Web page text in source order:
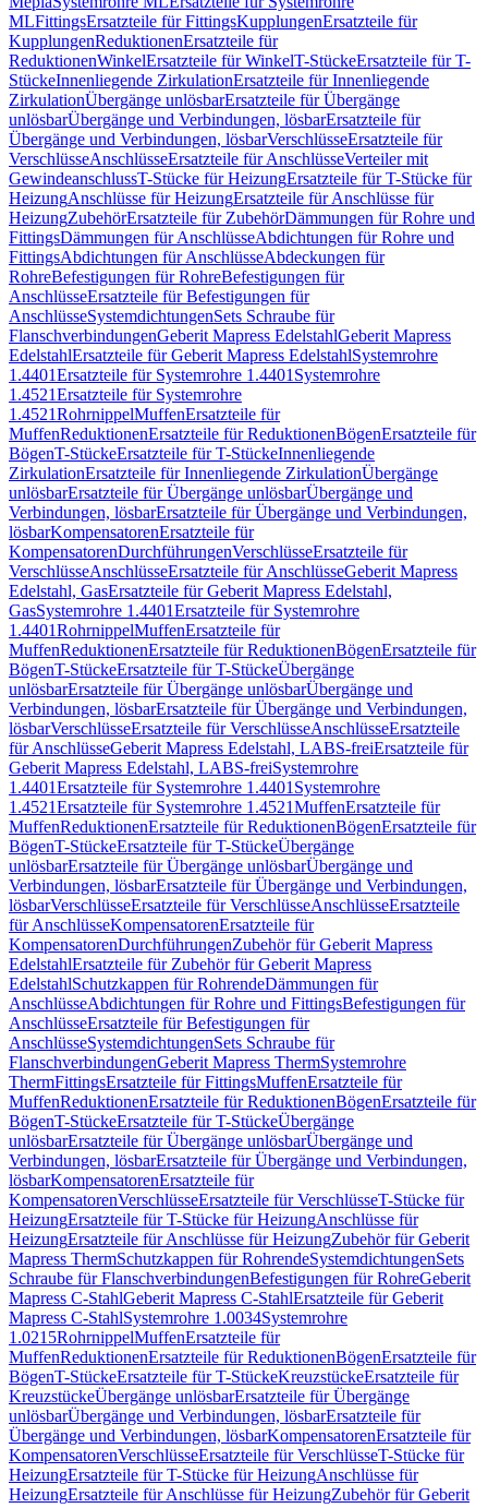
MLFittingsErsatzteile für FittingsKupplungenErsatzteile für
KupplungenReduktionenErsatzteile für
ReduktionenWinkelErsatzteile für WinkelT-StückeErsatzteile für T-
StückeInnenliegende ZirkulationErsatzteile für Innenliegende
ZirkulationÜbergänge unlösbarErsatzteile für Übergänge
unlösbarÜbergänge und Verbindungen, lösbarErsatzteile für
Übergänge und Verbindungen, lösbarVerschlüsseErsatzteile für
VerschlüsseAnschlüsseErsatzteile für AnschlüsseVerteiler mit
GewindeanschlussT-Stücke für HeizungErsatzteile für T-Stücke für
HeizungAnschlüsse für HeizungErsatzteile für Anschlüsse für
HeizungZubehörErsatzteile für ZubehörDämmungen für Rohre und
FittingsDämmungen für AnschlüsseAbdichtungen für Rohre und
FittingsAbdichtungen für AnschlüsseAbdeckungen für
RohreBefestigungen für RohreBefestigungen für
AnschlüsseErsatzteile für Befestigungen für
AnschlüsseSystemdichtungenSets Schraube für
FlanschverbindungenGeberit Mapress EdelstahlGeberit Mapress
EdelstahlErsatzteile für Geberit Mapress EdelstahlSystemrohre
1.4401Ersatzteile für Systemrohre 1.4401 Systemrohre
1.4521Ersatzteile für Systemrohre
1.4521RohrnippelMuffenErsatzteile für
MuffenReduktionenErsatzteile für ReduktionenBögenErsatzteile für
BögenT-StückeErsatzteile für T-StückeInnenliegende
ZirkulationErsatzteile für Innenliegende ZirkulationÜbergänge
unlösbarErsatzteile für Übergänge unlösbarÜbergänge und
Verbindungen, lösbarErsatzteile für Übergänge und Verbindungen,
lösbarKompensatorenErsatzteile für
KompensatorenDurchführungenVerschlüsseErsatzteile für
VerschlüsseAnschlüsseErsatzteile für AnschlüsseGeberit Mapress
Edelstahl, GasErsatzteile für Geberit Mapress Edelstahl,
GasSystemrohre 1.4401Ersatzteile für Systemrohre
1.4401RohrnippelMuffenErsatzteile für
MuffenReduktionenErsatzteile für ReduktionenBögenErsatzteile für
BögenT-StückeErsatzteile für T-StückeÜbergänge
unlösbarErsatzteile für Übergänge unlösbarÜbergänge und
Verbindungen, lösbarErsatzteile für Übergänge und Verbindungen,
lösbarVerschlüsseErsatzteile für VerschlüsseAnschlüsseErsatzteile
für AnschlüsseGeberit Mapress Edelstahl, LABS-freiErsatzteile für
Geberit Mapress Edelstahl, LABS-freiSystemrohre
1.4401Ersatzteile für Systemrohre 1.4401 Systemrohre
1.4521Ersatzteile für Systemrohre 1.4521MuffenErsatzteile für
MuffenReduktionenErsatzteile für ReduktionenBögenErsatzteile für
BögenT-StückeErsatzteile für T-StückeÜbergänge
unlösbarErsatzteile für Übergänge unlösbarÜbergänge und
Verbindungen, lösbarErsatzteile für Übergänge und Verbindungen,
lösbarVerschlüsseErsatzteile für VerschlüsseAnschlüsseErsatzteile
für AnschlüsseKompensatorenErsatzteile für
KompensatorenDurchführungenZubehör für Geberit Mapress
EdelstahlErsatzteile für Zubehör für Geberit Mapress
EdelstahlSchutzkappen für RohrendeDämmungen für
AnschlüsseAbdichtungen für Rohre und FittingsBefestigungen für
AnschlüsseErsatzteile für Befestigungen für
AnschlüsseSystemdichtungenSets Schraube für
FlanschverbindungenGeberit Mapress ThermSystemrohre
ThermFittingsErsatzteile für FittingsMuffenErsatzteile für
MuffenReduktionenErsatzteile für ReduktionenBögenErsatzteile für
BögenT-StückeErsatzteile für T-StückeÜbergänge
unlösbarErsatzteile für Übergänge unlösbarÜbergänge und
Verbindungen, lösbarErsatzteile für Übergänge und Verbindungen,
lösbarKompensatorenErsatzteile für
KompensatorenVerschlüsseErsatzteile für VerschlüsseT-Stücke für
HeizungErsatzteile für T-Stücke für HeizungAnschlüsse für
HeizungErsatzteile für Anschlüsse für HeizungZubehör für Geberit
Mapress ThermSchutzkappen für RohrendeSystemdichtungenSets
Schraube für FlanschverbindungenBefestigungen für RohreGeberit
Mapress C-StahlGeberit Mapress C-StahlErsatzteile für Geberit
Mapress C-StahlSystemrohre 1.0034Systemrohre
1.0215RohrnippelMuffenErsatzteile für
MuffenReduktionenErsatzteile für ReduktionenBögenErsatzteile für
BögenT-StückeErsatzteile für T-StückeKreuzstückeErsatzteile für
KreuzstückeÜbergänge unlösbarErsatzteile für Übergänge
unlösbarÜbergänge und Verbindungen, lösbarErsatzteile für
Übergänge und Verbindungen, lösbarKompensatorenErsatzteile für
KompensatorenVerschlüsseErsatzteile für VerschlüsseT-Stücke für
HeizungErsatzteile für T-Stücke für HeizungAnschlüsse für
HeizungErsatzteile für Anschlüsse für HeizungZubehör für Geberit